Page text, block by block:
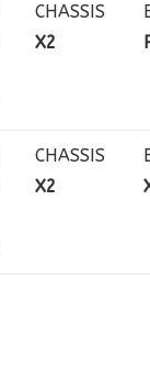
CHASSIS
X2
CHASSIS
X2